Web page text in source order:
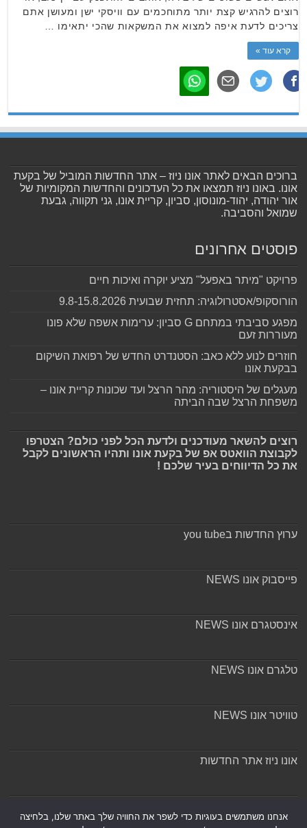
רוצים להרגיש קצת יותר מתוחכמים עם וויסקי ישן ומעושן אתם
צריכים לדעת איפה למצוא את המשקאות שהכי יתאימו …
קרא עוד »
ברוכים הבאים לאתר אונו ניוז – אתר החדשות המוביל של בקעת
אונו. באונו ניוז תמצאו את כל העדכונים והחדשות המקומיות של
אור יהודה, יהוד-מונוסון, סביון, קריית אונו, גני תקווה, גבעת
שמואל והסביבה.
פוסטים אחרונים
פרויקט "מיתר באפעל" מציע יוקרה ואיכות חיים
הורוסקופ/אסטרולוגיה: תחזית שבועית 9.8-15.8.2026
מפגע סביבתי במתחם G סביון: ערימות אשפה שלא פונו
מעוררות זעם
חוזרים לנוע ללא כאב: הסטנדרט החדש של רפואת השיקום
בבקעת אונו
מעגלים של היסטוריה: מהר הרצל ועד שכונות קריית אונו –
משפחת הרצל שבה הביתה
רוצים להשאר מעודכנים ולדעת הכל לפני כולם? הצטרפו
לקבוצת הוואטס אפ של בקעת אונו ותהיו הראשונים לקבל
את כל הדיווחים בעיר שלכם !
ערוץ החדשות בyou tube
פייסבוק אונו NEWS
אינסטגרם אונו NEWS
טלגרם אונו NEWS
טוויטר אונו NEWS
אונו ניוז אתר החדשות
אנחנו משתמשים בעוגיות כדי לשפר את החוויה שלך באתר שלנו, בלחיצה